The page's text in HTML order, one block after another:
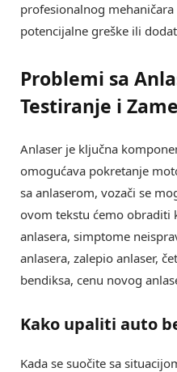
profesionalnog
potencijalne greške ili
Problemi sa
Testiranje i
Anlaser je ključna
omogućava pokretanje
sa anlaserom, vozači se
ovom tekstu ćemo obraditi
anlasera, simptome
anlasera, zalepio anlaser,
bendiksa, cenu novog
Kako upaliti auto
Kada se suočite sa